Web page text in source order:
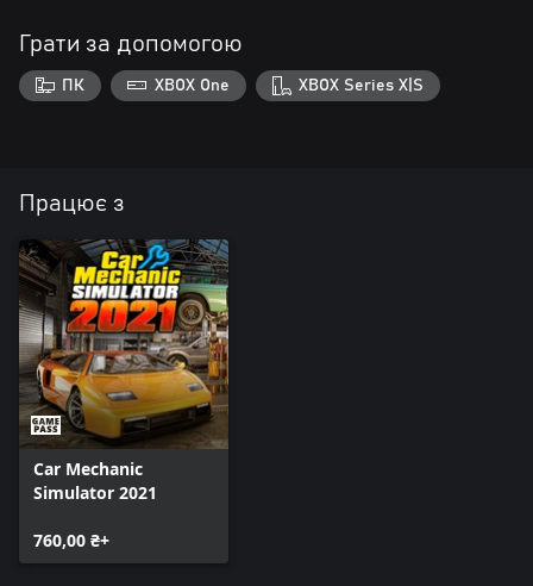
Грати за допомогою
ПК XBOX One XBOX Series X|S
Працює з
Car Mechanic
Simulator 2021
760,00 ₴+